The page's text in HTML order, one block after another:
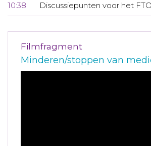
10:38 Discussiepunten voor het FTO
Filmfragment
Minderen/stoppen van